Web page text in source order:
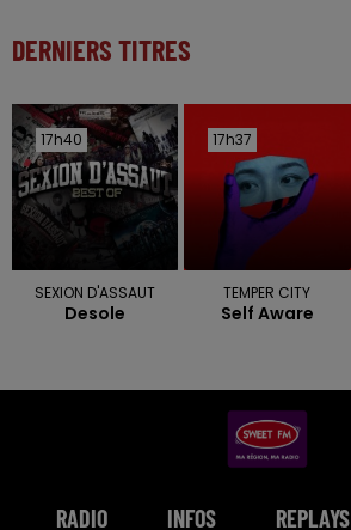
DERNIERS TITRES
17h40
17h40
SEXION D'ASSAUT
Desole
17h37
17h37
TEMPER CITY
Self Aware
RADIO INFOS REPLAYS